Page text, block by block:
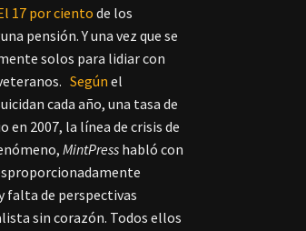
17 por ciento de los
pensión. Y una vez que se
solos para lidiar con
Según el
cada año, una tasa de
en 2007, la línea de crisis de
MintPress habló con
falta de perspectivas
sin corazón. Todos ellos